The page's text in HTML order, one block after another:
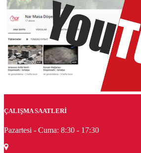
ÇALIŞMA SAATLERİ
Pazartesi - Cuma: 8:30 - 17:30